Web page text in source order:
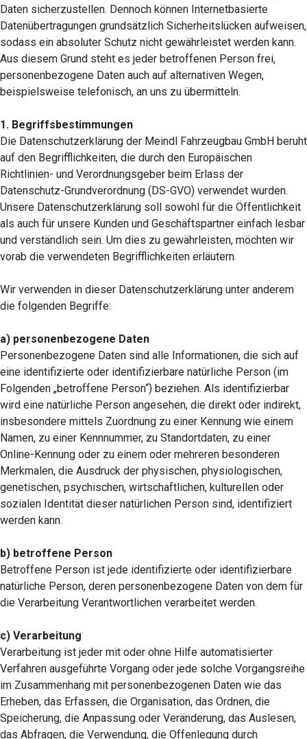
Daten sicherzustellen. Dennoch können Internetbasierte
Datenübertragungen grundsätzlich Sicherheitslücken aufweisen,
sodass ein absoluter Schutz nicht gewährleistet werden kann.
Aus diesem Grund steht es jeder betroffenen Person frei,
personenbezogene Daten auch auf alternativen Wegen,
beispielsweise telefonisch, an uns zu übermitteln.
1. Begriffsbestimmungen
Die Datenschutzerklärung der Meindl Fahrzeugbau GmbH beruht
auf den Begrifflichkeiten, die durch den Europäischen
Richtlinien- und Verordnungsgeber beim Erlass der
Datenschutz-Grundverordnung (DS-GVO) verwendet wurden.
Unsere Datenschutzerklärung soll sowohl für die Öffentlichkeit
als auch für unsere Kunden und Geschäftspartner einfach lesbar
und verständlich sein. Um dies zu gewährleisten, möchten wir
vorab die verwendeten Begrifflichkeiten erläutern.
Wir verwenden in dieser Datenschutzerklärung unter anderem
die folgenden Begriffe:
a) personenbezogene Daten
Personenbezogene Daten sind alle Informationen, die sich auf
eine identifizierte oder identifizierbare natürliche Person (im
Folgenden „betroffene Person“) beziehen. Als identifizierbar
wird eine natürliche Person angesehen, die direkt oder indirekt,
insbesondere mittels Zuordnung zu einer Kennung wie einem
Namen, zu einer Kennnummer, zu Standortdaten, zu einer
Online-Kennung oder zu einem oder mehreren besonderen
Merkmalen, die Ausdruck der physischen, physiologischen,
genetischen, psychischen, wirtschaftlichen, kulturellen oder
sozialen Identität dieser natürlichen Person sind, identifiziert
werden kann.
b) betroffene Person
Betroffene Person ist jede identifizierte oder identifizierbare
natürliche Person, deren personenbezogene Daten von dem für
die Verarbeitung Verantwortlichen verarbeitet werden.
c) Verarbeitung
Verarbeitung ist jeder mit oder ohne Hilfe automatisierter
Verfahren ausgeführte Vorgang oder jede solche Vorgangsreihe
im Zusammenhang mit personenbezogenen Daten wie das
Erheben, das Erfassen, die Organisation, das Ordnen, die
Speicherung, die Anpassung oder Veränderung, das Auslesen,
das Abfragen, die Verwendung, die Offenlegung durch